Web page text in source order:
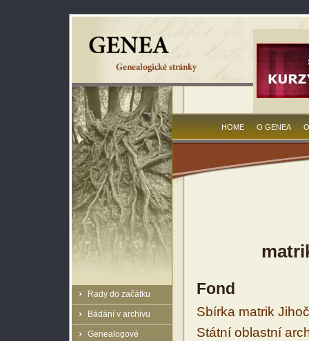
Rady do začátku
Bádání v archivu
Genealogové
HOME O GENEA
Fond
Sbírka matrik
Státní oblastní